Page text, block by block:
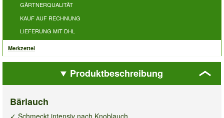
GÄRTNERQUALITÄT
KAUF AUF RECHNUNG
LIEFERUNG MIT DHL
Merkzettel
Produktbeschreibung
Bärlauch